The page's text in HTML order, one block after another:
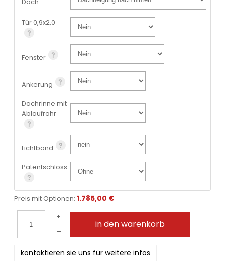
Dach
Tür 0,9x2,0
Fenster
Ankerung
Dachrinne mit
Ablaufrohr
Lichtband
Patentschloss
Preis mit Optionen: 1.785,00 €
+
–
in den warenkorb
kontaktieren sie uns für weitere infos